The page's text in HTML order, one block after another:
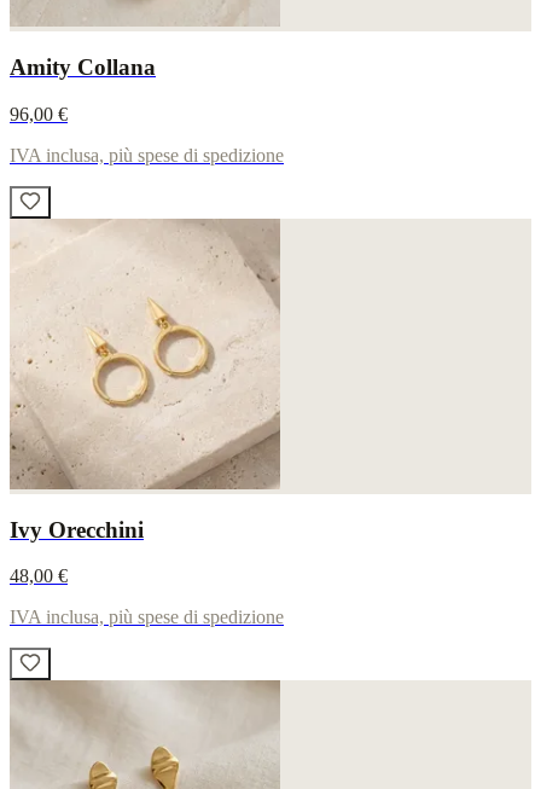
Amity Collana
96,00 €
IVA inclusa, più spese di spedizione
Ivy Orecchini
48,00 €
IVA inclusa, più spese di spedizione